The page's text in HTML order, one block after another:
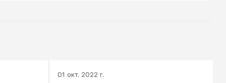
01 окт. 2022 г.